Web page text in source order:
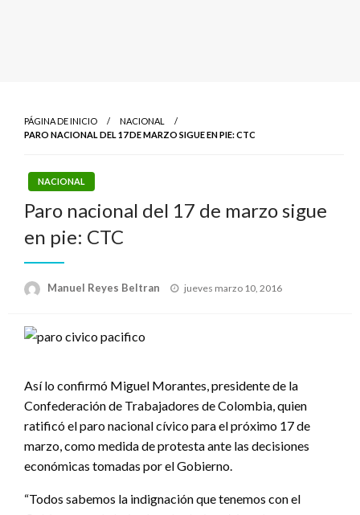
PÁGINA DE INICIO
NACIONAL
PARO NACIONAL DEL 17 DE MARZO SIGUE EN PIE: CTC
NACIONAL
Paro nacional del 17 de marzo sigue
en pie: CTC
Manuel Reyes Beltran
Publicado
jueves marzo 10, 2016
Así lo confirmó Miguel Morantes, presidente de la
Confederación de Trabajadores de Colombia, quien
ratificó el paro nacional cívico para el próximo 17 de
marzo, como medida de protesta ante las decisiones
económicas tomadas por el Gobierno.
“Todos sabemos la indignación que tenemos con el